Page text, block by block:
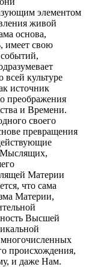
элементом
живой
основа,
имеет свою
культуре
источник
преображения
и Времени.
своего
превращения
Мыслящих,
Материи
что сама
Материи,
Высшей
многочисленных
происхождения,
и даже Нам.